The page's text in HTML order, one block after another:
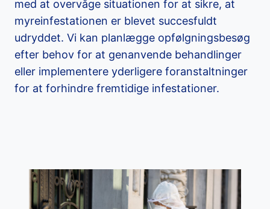
med at overvåge situationen for at sikre, at
myreinfestationen er blevet succesfuldt
udryddet. Vi kan planlægge opfølgningsbesøg
efter behov for at genanvende behandlinger
eller implementere yderligere foranstaltninger
for at forhindre fremtidige infestationer.